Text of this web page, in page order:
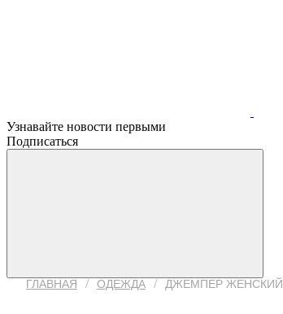
Узнавайте новости первыми
Подписаться
ГЛАВНАЯ / ОДЕЖДА / ДЖЕМПЕР ЖЕНСКИЙ